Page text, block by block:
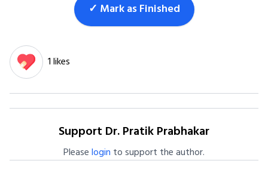
✓ Mark as Finished
1 likes
Support Dr. Pratik Prabhakar
Pleaselogin to support the author.